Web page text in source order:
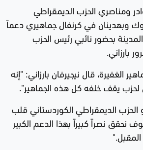
ومناصري الحزب الديمقراطي
وبهدينان في كرنفال جماهيري دعماً
بملعب المدينة بحضور نائبي رئيس الحزب
بارزاني.
الغفيرة، قال نيجيرفان بارزاني: "إنه
يقف خلفه كل هذه الجماهير".
الديمقراطي الكوردستاني قلب
نحقق نصراً كبيراً بهذا الدعم الكبير